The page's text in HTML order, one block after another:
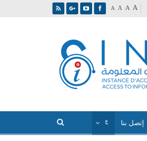
A A A A
إتصل بنا